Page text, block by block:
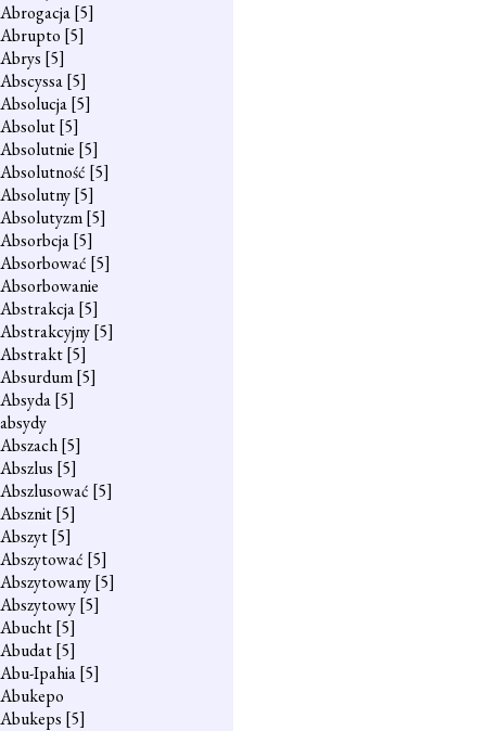
Abrogacja[5]
Abrupto [5]
Abrys [5]
Abscyssa[5]
Absolucja[5]
Absolut[5]
Absolutnie [5]
Absolutność [5]
Absolutny[5]
Absolutyzm[5]
Absorbcja[5]
Absorbować [5]
Absorbowanie
Abstrakcja[5]
Abstrakcyjny[5]
Abstrakt[5]
Absurdum[5]
Absyda[5]
absydy
Abszach[5]
Abszlus [5]
Abszlusować [5]
Absznit[5]
Abszyt[5]
Abszytować [5]
Abszytowany[5]
Abszytowy[5]
Abucht[5]
Abudat[5]
Abu-Ipahia[5]
Abukepo
Abukeps [5]